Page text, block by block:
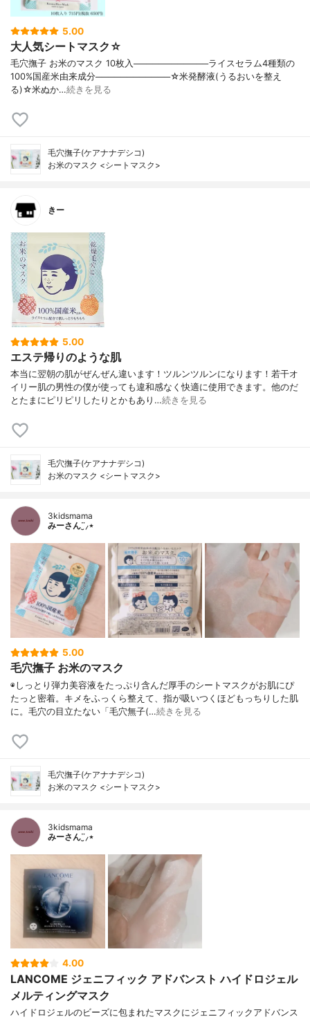
5.00
大人気シートマスク☆
毛穴撫子 お米のマスク 10枚入────────────ライスセラム4種類の
100%国産米由来成分────────────☆米発酵液(うるおいを整え
る)☆米ぬか…続きを見る
毛穴撫子(ケアナナデシコ)
お米のマスク <シートマスク>
きー
5.00
エステ帰りのような肌
本当に翌朝の肌がぜんぜん違います！ツルンツルンになります！若干オ
イリー肌の男性の僕が使っても違和感なく快適に使用できます。他のだ
とたまにピリピリしたりとかもあり…続きを見る
毛穴撫子(ケアナナデシコ)
お米のマスク <シートマスク>
3kidsmama
みーさん¨̮⸝⋆
5.00
毛穴撫子 お米のマスク
◉しっとり弾力美容液をたっぷり含んだ厚手のシートマスクがお肌にぴ
たっと密着。キメをふっくら整えて、指が吸いつくほどもっちりした肌
に。毛穴の目立たない「毛穴無子(…続きを見る
毛穴撫子(ケアナナデシコ)
お米のマスク <シートマスク>
3kidsmama
みーさん¨̮⸝⋆
4.00
LANCOME ジェニフィック アドバンスト ハイドロジェル
メルティングマスク
ハイドロジェルのビーズに包まれたマスクにジェニフィックアドバンス